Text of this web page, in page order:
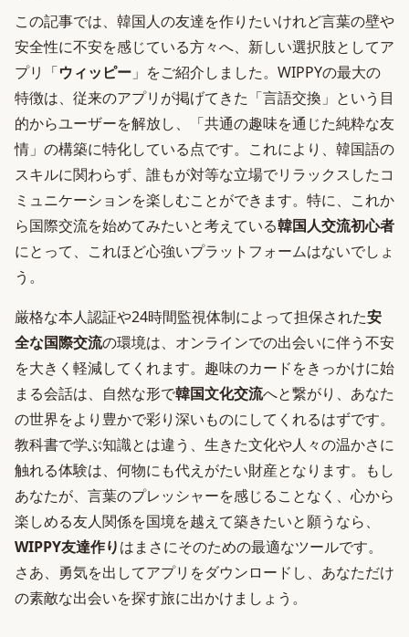
この記事では、韓国人の友達を作りたいけれど言葉の壁や
安全性に不安を感じている方々へ、新しい選択肢としてア
プリ「ウィッピー 」をご紹介しました。WIPPYの最大の
特徴は、従来のアプリが掲げてきた「言語交換」という目
的からユーザーを解放し、「共通の趣味を通じた純粋な友
情」の構築に特化している点です。これにより、韓国語の
スキルに関わらず、誰もが対等な立場でリラックスしたコ
ミュニケーションを楽しむことができます。特に、これか
ら国際交流を始めてみたいと考えている韓国人交流初心者
にとって、これほど心強いプラットフォームはないでしょ
う。
厳格な本人認証や24時間監視体制によって担保された安
全な国際交流の環境は、オンラインでの出会いに伴う不安
を大きく軽減してくれます。趣味のカードをきっかけに始
まる会話は、自然な形で韓国文化交流へと繋がり、あなた
の世界をより豊かで彩り深いものにしてくれるはずです。
教科書で学ぶ知識とは違う、生きた文化や人々の温かさに
触れる体験は、何物にも代えがたい財産となります。もし
あなたが、言葉のプレッシャーを感じることなく、心から
楽しめる友人関係を国境を越えて築きたいと願うなら、
WIPPY友達作りはまさにそのための最適なツールです。
さあ、勇気を出してアプリをダウンロードし、あなただけ
の素敵な出会いを探す旅に出かけましょう。